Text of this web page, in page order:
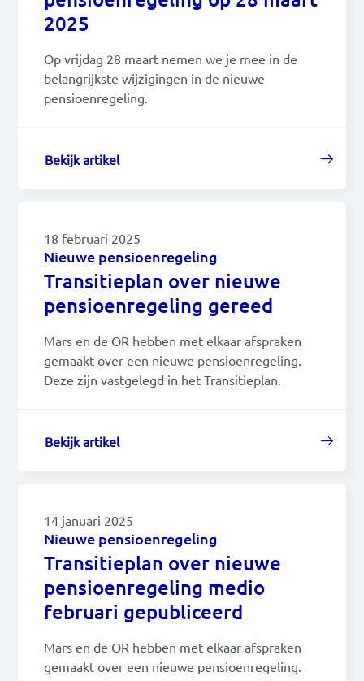
2025
Op vrijdag 28 maart nemen we je mee in de
belangrijkste wijzigingen in de nieuwe
pensioenregeling.
Bekijk artikel
18 februari 2025
Nieuwe pensioenregeling
Transitieplan over nieuwe
pensioenregeling gereed
Mars en de OR hebben met elkaar afspraken
gemaakt over een nieuwe pensioenregeling.
Deze zijn vastgelegd in het Transitieplan.
Bekijk artikel
14 januari 2025
Nieuwe pensioenregeling
Transitieplan over nieuwe
pensioenregeling medio
februari gepubliceerd
Mars en de OR hebben met elkaar afspraken
gemaakt over een nieuwe pensioenregeling.